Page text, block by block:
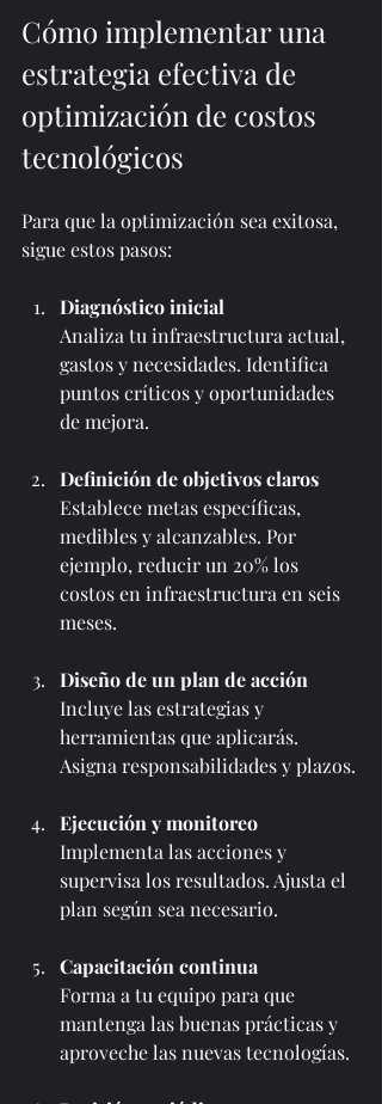
Cómo implementar una
estrategia efectiva de
optimización de costos
tecnológicos
Para que la optimización sea exitosa,
sigue estos pasos:
Diagnóstico inicial
Analiza tu infraestructura actual,
gastos y necesidades. Identifica
puntos críticos y oportunidades
de mejora.
Definición de objetivos claros
Establece metas específicas,
medibles y alcanzables. Por
ejemplo, reducir un 20% los
costos en infraestructura en seis
meses.
Diseño de un plan de acción
Incluye las estrategias y
herramientas que aplicarás.
Asigna responsabilidades y plazos.
Ejecución y monitoreo
Implementa las acciones y
supervisa los resultados. Ajusta el
plan según sea necesario.
Capacitación continua
Forma a tu equipo para que
mantenga las buenas prácticas y
aproveche las nuevas tecnologías.